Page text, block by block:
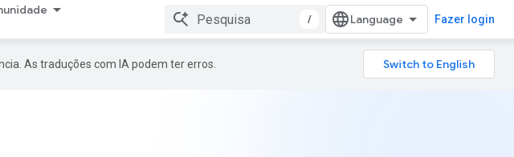
/ Fazer login
As traduções com IA podem ter erros.